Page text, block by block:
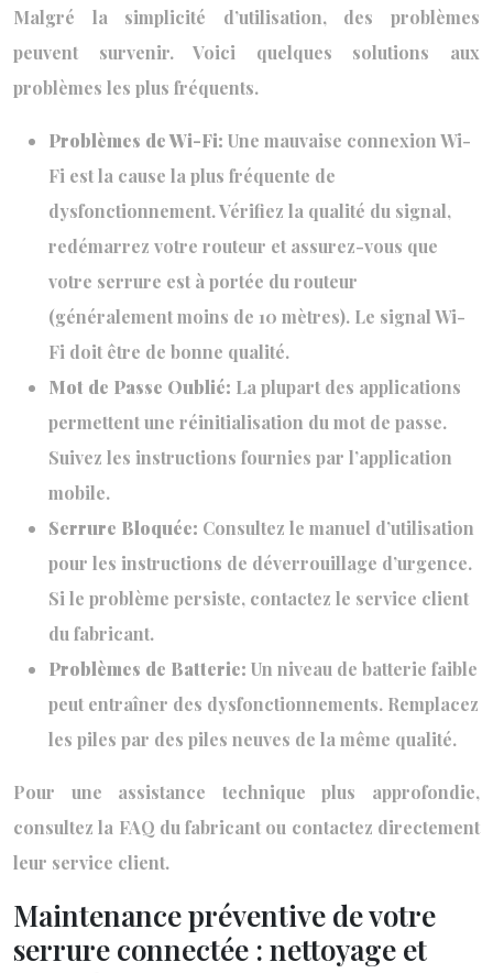
Malgré la simplicité d’utilisation, des problèmes
peuvent survenir. Voici quelques solutions aux
problèmes les plus fréquents.
Problèmes de Wi-Fi: Une mauvaise connexion Wi-
Fi est la cause la plus fréquente de
dysfonctionnement. Vérifiez la qualité du signal,
redémarrez votre routeur et assurez-vous que
votre serrure est à portée du routeur
(généralement moins de 10 mètres). Le signal Wi-
Fi doit être de bonne qualité.
Mot de Passe Oublié: La plupart des applications
permettent une réinitialisation du mot de passe.
Suivez les instructions fournies par l’application
mobile.
Serrure Bloquée: Consultez le manuel d’utilisation
pour les instructions de déverrouillage d’urgence.
Si le problème persiste, contactez le service client
du fabricant.
Problèmes de Batterie: Un niveau de batterie faible
peut entraîner des dysfonctionnements. Remplacez
les piles par des piles neuves de la même qualité.
Pour une assistance technique plus approfondie,
consultez la FAQ du fabricant ou contactez directement
leur service client.
Maintenance préventive de votre
serrure connectée : nettoyage et